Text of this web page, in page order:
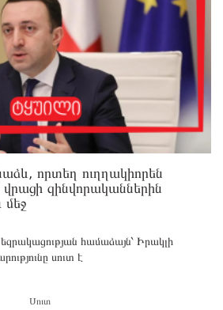
որտեղ ուղղակիորեն
վրացի զինվորականներին
մեջ
համաձայն՝ Իրակլի
սուտ է
Սուտ